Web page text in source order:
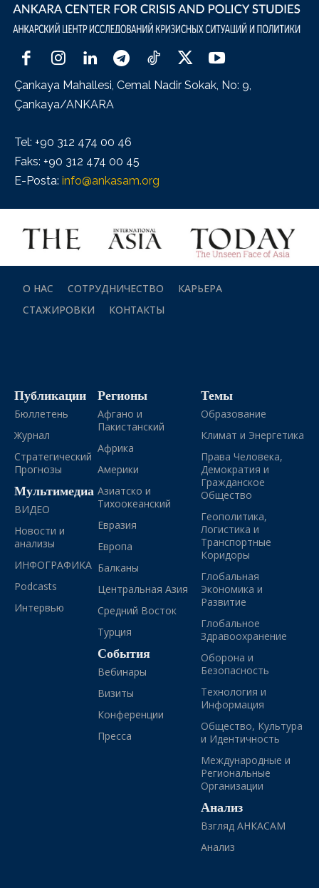
Çankaya Mahallesi, Cemal Nadir Sokak, No: 9,
Çankaya/ANKARA
Tel: +90 312 474 00 46
Faks: +90 312 474 00 45
E-Posta: info@ankasam.org
О НАС СОТРУДНИЧЕСТВО
КАРЬЕРА
СТАЖИРОВКИ
КОНТАКТЫ
Публикации
Бюллетень
Журнал
Стратегический
Прогнозы
Мультимедиа
ВИДЕО
Новости и
анализы
ИНФОГРАФИКА
Podcasts
Интервью
Регионы
Афгано и
Пакистанский
Африка
Америки
Азиатско и
Тихоокеанский
Евразия
Европа
Балканы
Центральная Азия
Средний Восток
Турция
События
Вебинары
Визиты
Конференции
Пресса
Темы
Образование
Климат и Энергетика
Права Человека,
Демократия и
Гражданское
Общество
Геополитика,
Логистика и
Транспортные
Коридоры
Глобальная
Экономика и
Развитие
Глобальное
Здравоохранение
Оборона и
Безопасность
Технология и
Информация
Общество, Культура
и Идентичность
Международные и
Региональные
Организации
Анализ
Взгляд АНКАСАМ
Анализ